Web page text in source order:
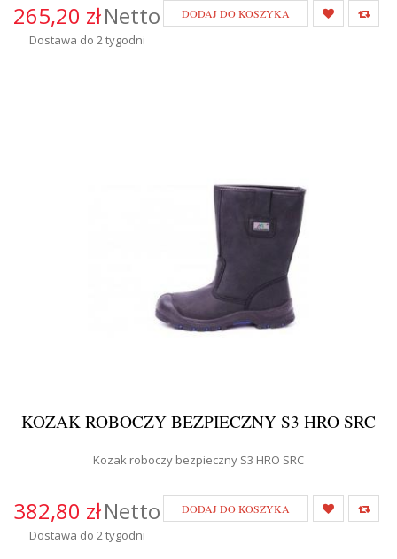
265,20 złNetto
Dostawa do 2 tygodni
DODAJ DO KOSZYKA
KOZAK ROBOCZY BEZPIECZNY S3 HRO SRC
Kozak roboczy bezpieczny S3 HRO SRC
382,80 złNetto
Dostawa do 2 tygodni
DODAJ DO KOSZYKA